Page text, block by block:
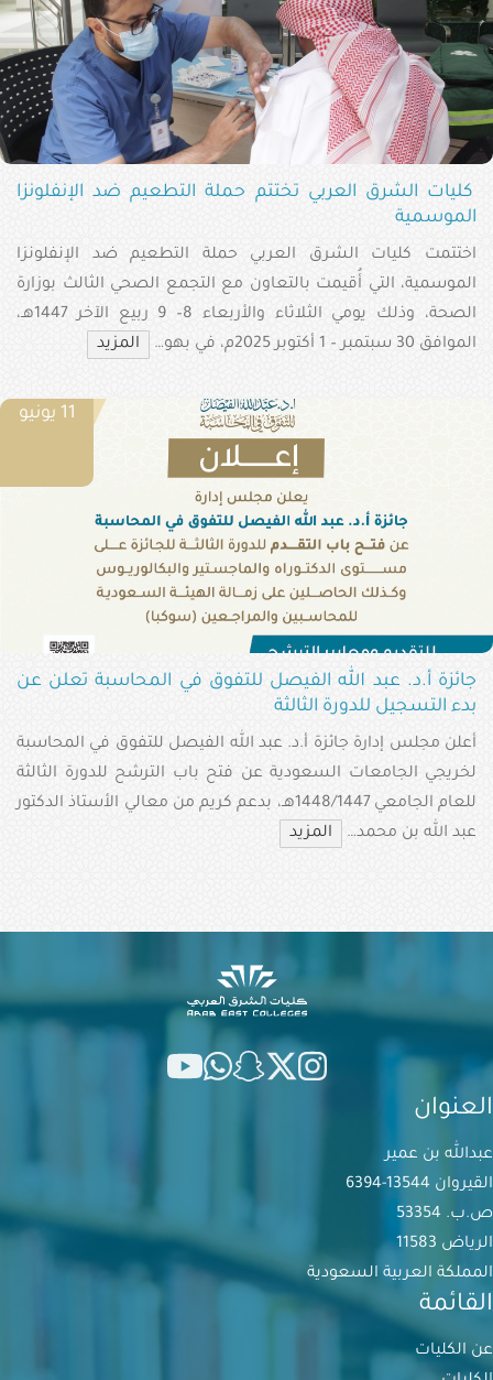
كليات الشرق العربي تختتم حملة التطعيم ضد الإنفلونزا
الموسمية
اختتمت كليات الشرق العربي حملة التطعيم ضد الإنفلونزا
الموسمية، التي أُقيمت بالتعاون مع التجمع الصحي الثالث بوزارة
الصحة، وذلك يومي الثلاثاء والأربعاء 8– 9 ربيع الآخر 1447هـ،
الموافق 30 سبتمبر – 1 أكتوبر 2025م، في بهو…
المزيد
11 يونيو
جائزة أ.د. عبد الله الفيصل للتفوق في المحاسبة تعلن عن
بدء التسجيل للدورة الثالثة
أعلن مجلس إدارة جائزة أ.د. عبد الله الفيصل للتفوق في المحاسبة
لخريجي الجامعات السعودية عن فتح باب الترشح للدورة الثالثة
للعام الجامعي 1448/1447هـ، بدعم كريم من معالي الأستاذ الدكتور
عبد الله بن محمد…
المزيد
العنوان
عبدالله بن عمير
القيروان 13544-6394
ص.ب. 53354
الرياض 11583
المملكة العربية السعودية
القائمة
عن الكليات